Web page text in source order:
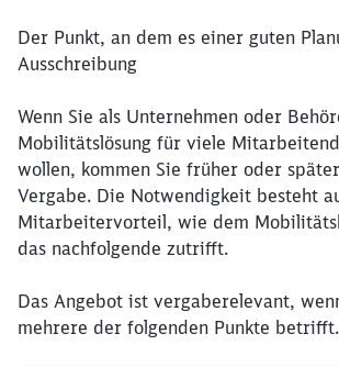
Der Punkt, an dem es einer guten
Ausschreibung
Wenn Sie als Unternehmen oder
Mobilitätslösung für viele
wollen, kommen Sie früher oder
Vergabe. Die Notwendigkeit besteht
Mitarbeitervorteil, wie dem
das nachfolgende zutrifft.
Das Angebot ist vergaberelevant,
mehrere der folgenden Punkte betrifft.